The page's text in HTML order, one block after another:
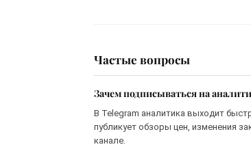
Частые вопросы
Зачем подписываться на
В Telegram аналитика выходит
публикует обзоры цен, изменения
канале.